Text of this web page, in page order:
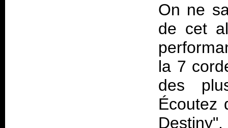
On ne
de cet
la 7
des
Écoutez